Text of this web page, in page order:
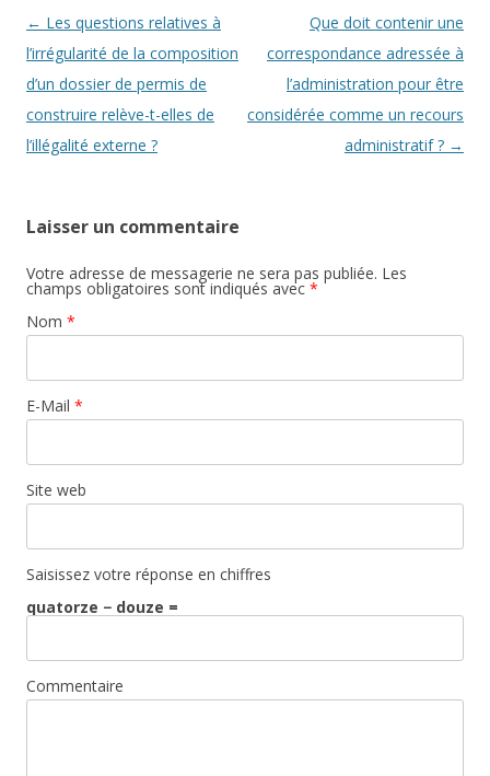
Navigation des articles
← Les questions relatives à
l’irrégularité de la composition
d’un dossier de permis de
construire relève-t-elles de
l’illégalité externe ?
Que doit contenir une
correspondance adressée à
l’administration pour être
considérée comme un recours
administratif ? →
Laisser un commentaire
Votre adresse de messagerie ne sera pas publiée. Les
champs obligatoires sont indiqués avec *
Nom *
E-Mail *
Site web
Saisissez votre réponse en chiffres
quatorze − douze =
Commentaire